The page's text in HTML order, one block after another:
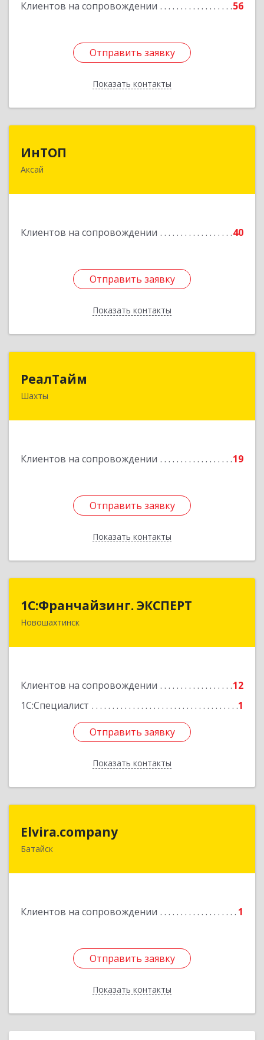
Клиентов на сопровождении 56
Отправить заявку
Показать контакты
Отправить заявку
Назад
ИнТОП
Аксай
Клиентов на сопровождении 40
Отправить заявку
Показать контакты
344000, Ростов-на-Дону г, Буденновский пр-кт,
Отправить заявку
Назад
РеалТайм
Шахты
Клиентов на сопровождении 19
Отправить заявку
Показать контакты
Отправить заявку
Назад
1С:Франчайзинг. ЭКСПЕРТ
Новошахтинск
Клиентов на сопровождении
12
1С:Специалист
1
Отправить заявку
Показать контакты
1С:Франчайзинг. ЭКСПЕРТ
346901, Ростовская обл, Новошахтинск г,
Отправить заявку
Назад
Elvira.company
Батайск
Клиентов на сопровождении 1
Отправить заявку
Показать контакты
Отправить заявку
Назад